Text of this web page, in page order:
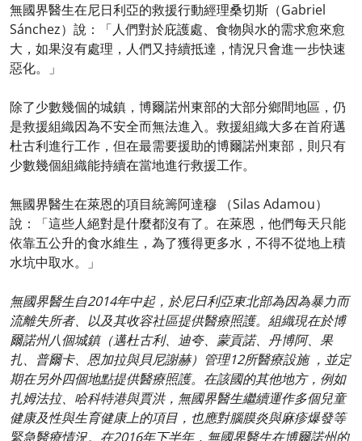
無國界醫生在尼日利亞的救援行動經理桑切斯（Gabriel
Sánchez）說：「人們對於庇護處、食物與水的需求愈來愈
大，如果沒有處理，人們又持續抵達，情況只會進一步快速
惡化。」
除了少數幾個的城鎮，博爾諾州東部的大部分鄉間地區，仍
是救援組織因為不安全而無法進入。救援組織大多在首府邁
杜古利進行工作，但在最需要援助的博爾諾州東部，則只有
少數幾個組織能持續在當地進行救援工作。
無國界醫生在萊恩的項目統籌阿達穆 （Silas Adamou）
說：「這些人絕對是什麼都沒有了。在萊恩，他們每天只能
依靠五公升的食水維生，為了獲得更多水，不得不從地上積
水坑中取水。」
無國界醫生自2014年中起，於尼日利亞東北部為因為暴力而
流離失所者、以及其收容社區提供醫療照護。組織現在於博
爾諾州八個城鎮（邁杜古利、迪夸、蒙貢諾、丹博阿、果
扎、普爾卡、恩加拉與貝尼謝赫）管理12所醫療設施 ，並定
期在另外四個地點提供醫療照護。在該國的其他地方，例如
扎姆法拉、哈科特港與賈洪，無國界醫生繼續運作多個兒童
健康及性與生育健康上的項目，也應對腦膜炎與麻疹爆發等
緊急醫療情況。在2016年下半年，無國界醫生在博爾諾州的